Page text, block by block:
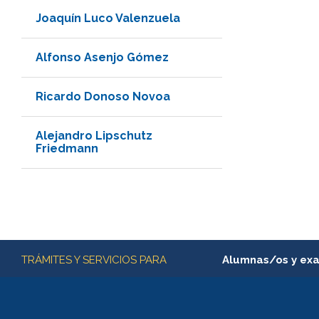
Joaquín Luco Valenzuela
Alfonso Asenjo Gómez
Ricardo Donoso Novoa
Alejandro Lipschutz
Friedmann
Más información
TRÁMITES Y SERVICIOS PARA Alumnas/os y